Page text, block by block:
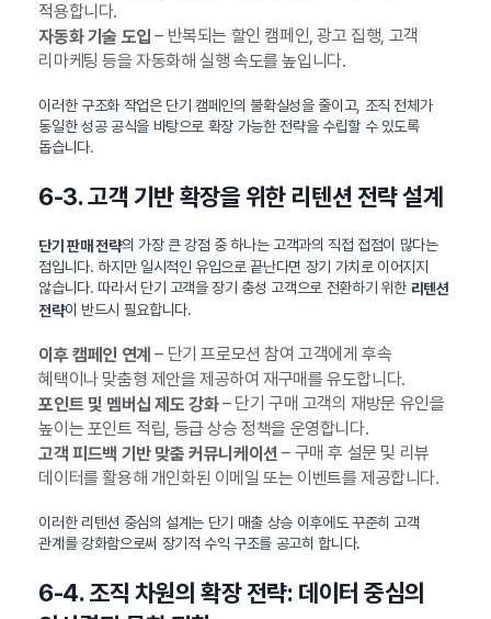
적용합니다.
자동화 기술 도입 – 반복되는 할인 캠페인, 광고 집행, 고객
리마케팅 등을 자동화해 실행 속도를 높입니다.
이러한 구조화 작업은 단기 캠페인의 불확실성을 줄이고, 조직 전체가
동일한 성공 공식을 바탕으로 확장 가능한 전략을 수립할 수 있도록
돕습니다.
6-3. 고객 기반 확장을 위한 리텐션 전략 설계
단기 판매 전략의 가장 큰 강점 중 하나는 고객과의 직접 접점이 많다는
점입니다. 하지만 일시적인 유입으로 끝난다면 장기 가치로 이어지지
않습니다. 따라서 단기 고객을 장기 충성 고객으로 전환하기 위한 리텐션
전략이 반드시 필요합니다.
이후 캠페인 연계 – 단기 프로모션 참여 고객에게 후속
혜택이나 맞춤형 제안을 제공하여 재구매를 유도합니다.
포인트 및 멤버십 제도 강화– 단기 구매 고객의 재방문 유인을
높이는 포인트 적립, 등급 상승 정책을 운영합니다.
고객 피드백 기반 맞춤 커뮤니케이션 – 구매 후 설문 및 리뷰
데이터를 활용해 개인화된 이메일 또는 이벤트를 제공합니다.
이러한 리텐션 중심의 설계는 단기 매출 상승 이후에도 꾸준히 고객
관계를 강화함으로써 장기적 수익 구조를 공고히 합니다.
6-4. 조직 차원의 확장 전략: 데이터 중심의